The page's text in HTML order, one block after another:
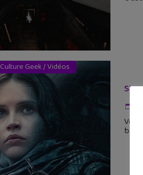
Culture Geek/Vidéos